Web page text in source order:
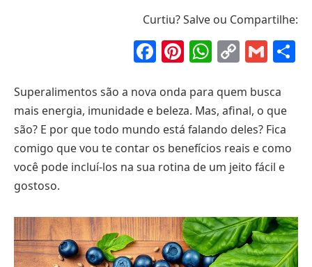
Curtiu? Salve ou Compartilhe:
Facebook
Pinterest
Copy
Superalimentos são a nova onda para quem busca
mais energia, imunidade e beleza. Mas, afinal, o que
são? E por que todo mundo está falando deles? Fica
comigo que vou te contar os benefícios reais e como
você pode incluí-los na sua rotina de um jeito fácil e
gostoso.